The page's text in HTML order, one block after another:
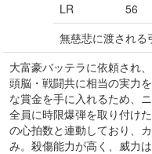
LR
56
無慈悲に渡される
大富豪バッテラに依頼され
頭脳・戦闘共に相当の実力
な賞金を手に入れるため、
全員に時限爆弾を取り付け
の心拍数と連動しており、
み。殺傷能力が高く、威力